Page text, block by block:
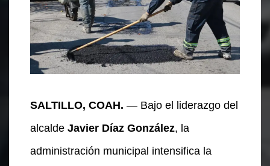
SALTILLO, COAH. — Bajo el liderazgo del
alcalde Javier Díaz González, la
administración municipal intensifica la